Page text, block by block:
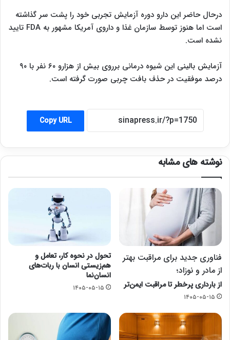
درحال حاضر این دارو دوره آزمایش تجربی خود را پشت سر گذاشته
است اما هنوز توسط سازمان غذا و داروی آمریکا مشهور به FDA تایید
نشده است.
آزمایش بالینی این شیوه درمانی برروی بیش از هزارو ۶۰ نفر با ۹۰
درصد موفقیت در حذف بافت چربی صورت گرفته است.
Copy URL
نوشته های مشابه
فناوری جدید برای مراقبت بهتر
از مادر و نوزاد؛
از بارداری پرخطر تا مراقبت ایمن‌تر
۱۴۰۵-۰۵-۱۵
تحول در نحوه کار، تعامل و
هم‌زیستی انسان با ربات‌های
انسان‌نما
۱۴۰۵-۰۵-۱۵